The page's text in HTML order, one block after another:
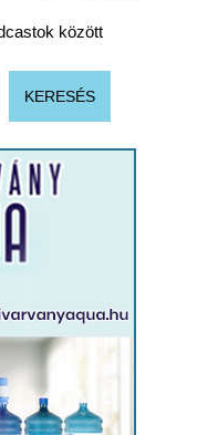
között
KERESÉS